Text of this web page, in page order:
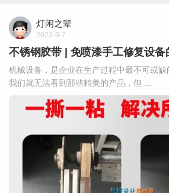
灯闲之辈
2023-9-7
不锈钢胶带 | 免喷漆手工修复设备
机械设备，是企业在生产过程中最不可或缺
我们就无法看到那些精美的产品，但 ...